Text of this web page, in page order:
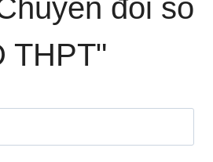
đổi số
THPT"